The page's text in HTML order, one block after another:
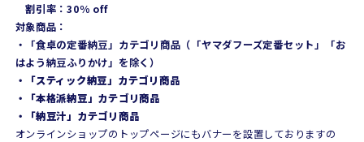
割引率：30％ off
対象商品：
・「食卓の定番納豆」カテゴリ商品（「ヤマダフーズ定番セット」「お
はよう納豆ふりかけ」を除く）
・「スティック納豆」カテゴリ商品
・「本格派納豆」カテゴリ商品
・「納豆汁」カテゴリ商品
オンラインショップのトップページにもバナーを設置しておりますの